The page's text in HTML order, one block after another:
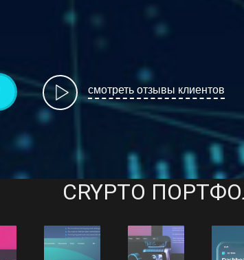
смотреть отзывы клиентов
CRYPTO